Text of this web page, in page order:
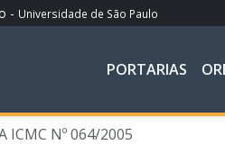
- Universidade de São Paulo
PORTARIAS
ICMC Nº 064/2005